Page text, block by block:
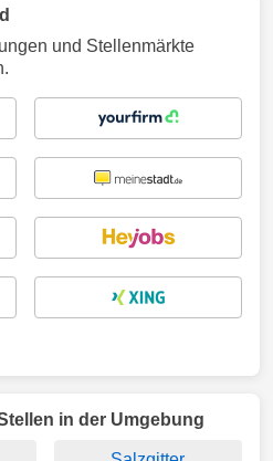
und Stellenmärkte
in der Umgebung